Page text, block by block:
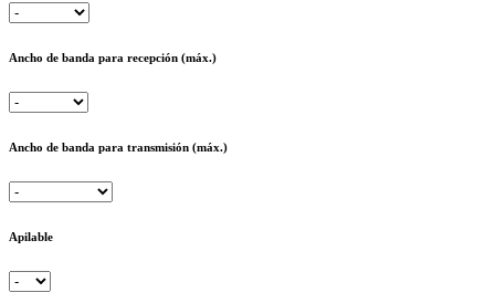
Ancho de banda para recepción (máx.)
Ancho de banda para transmisión (máx.)
Apilable